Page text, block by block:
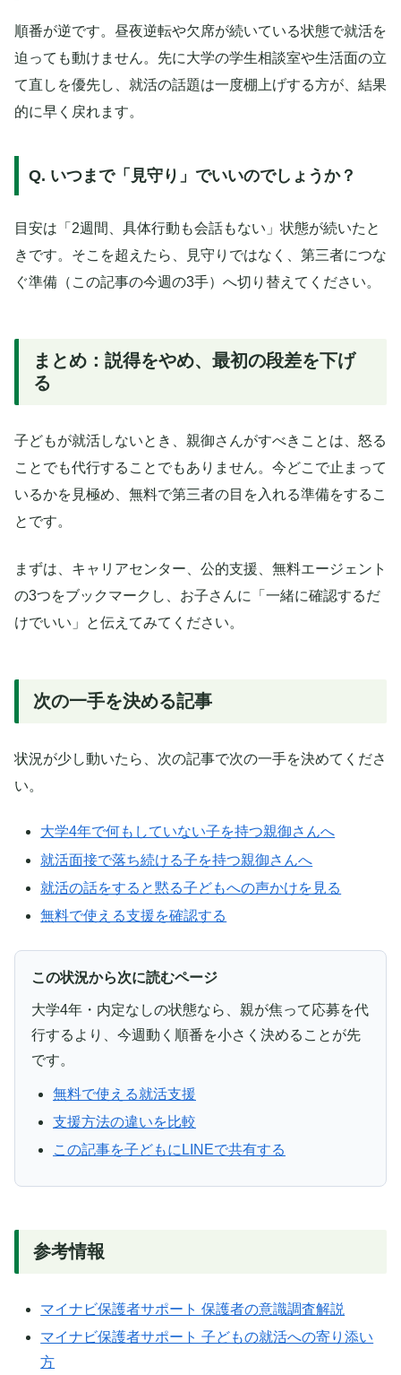
順番が逆です。昼夜逆転や欠席が続いている状態で就活を
迫っても動けません。先に大学の学生相談室や生活面の立
て直しを優先し、就活の話題は一度棚上げする方が、結果
的に早く戻れます。
Q. いつまで「見守り」でいいのでしょうか？
目安は「2週間、具体行動も会話もない」状態が続いたと
きです。そこを超えたら、見守りではなく、第三者につな
ぐ準備（この記事の今週の3手）へ切り替えてください。
まとめ：説得をやめ、最初の段差を下げ
る
子どもが就活しないとき、親御さんがすべきことは、怒る
ことでも代行することでもありません。今どこで止まって
いるかを見極め、無料で第三者の目を入れる準備をするこ
とです。
まずは、キャリアセンター、公的支援、無料エージェント
の3つをブックマークし、お子さんに「一緒に確認するだ
けでいい」と伝えてみてください。
次の一手を決める記事
状況が少し動いたら、次の記事で次の一手を決めてくださ
い。
大学4年で何もしていない子を持つ親御さんへ
就活面接で落ち続ける子を持つ親御さんへ
就活の話をすると黙る子どもへの声かけを見る
無料で使える支援を確認する
この状況から次に読むページ
大学4年・内定なしの状態なら、親が焦って応募を代
行するより、今週動く順番を小さく決めることが先
です。
無料で使える就活支援
支援方法の違いを比較
この記事を子どもにLINEで共有する
参考情報
マイナビ保護者サポート 保護者の意識調査解説
マイナビ保護者サポート 子どもの就活への寄り添い
方